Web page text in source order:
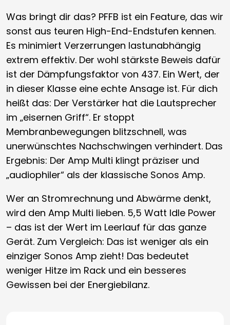
Was bringt dir das? PFFB ist ein Feature, das wir
sonst aus teuren High-End-Endstufen kennen.
Es minimiert Verzerrungen lastunabhängig
extrem effektiv. Der wohl stärkste Beweis dafür
ist der Dämpfungsfaktor von 437. Ein Wert, der
in dieser Klasse eine echte Ansage ist. Für dich
heißt das: Der Verstärker hat die Lautsprecher
im „eisernen Griff“. Er stoppt
Membranbewegungen blitzschnell, was
unerwünschtes Nachschwingen verhindert. Das
Ergebnis: Der Amp Multi klingt präziser und
„audiophiler“ als der klassische Sonos Amp.
Wer an Stromrechnung und Abwärme denkt,
wird den Amp Multi lieben. 5,5 Watt Idle Power
– das ist der Wert im Leerlauf für das ganze
Gerät. Zum Vergleich: Das ist weniger als ein
einziger Sonos Amp zieht! Das bedeutet
weniger Hitze im Rack und ein besseres
Gewissen bei der Energiebilanz.